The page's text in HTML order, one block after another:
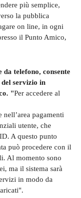
più semplice,
la pubblica
on line, in ogni
il Punto Amico,
telefono, consente
servizio in
"Per accedere al
pagamenti
utente, che
A questo punto
può procedere con il
Al momento sono
ma il sistema sarà
in modo da